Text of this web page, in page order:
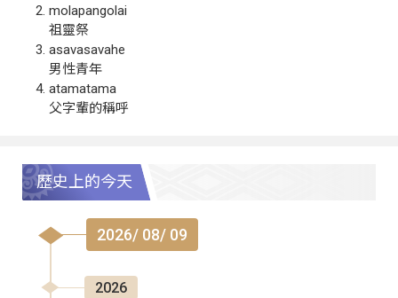
molapangolai
祖靈祭
asavasavahe
男性青年
atamatama
父字輩的稱呼
歷史上的今天
2026/ 08/ 09
2026